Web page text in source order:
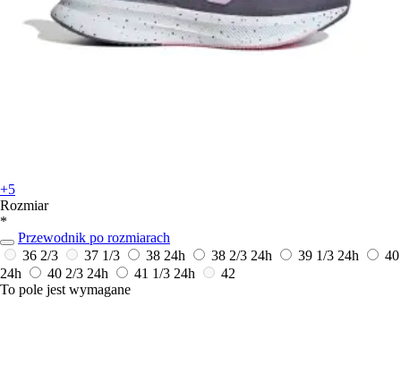
+5
Rozmiar
*
Przewodnik po rozmiarach
36 2/3
37 1/3 38 24h 38 2/3 24h 39 1/3 24h
40
24h
40 2/3 24h 41 1/3 24h
42
To pole jest wymagane